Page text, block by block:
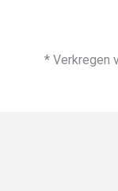
* Verkregen